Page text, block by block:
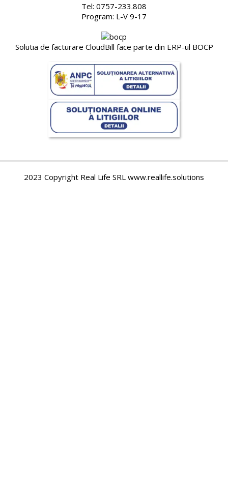
Tel: 0757-233.808
Program: L-V 9-17
Solutia de facturare CloudBill face parte din ERP-ul BOCP
2023 Copyright Real Life SRL www.reallife.solutions